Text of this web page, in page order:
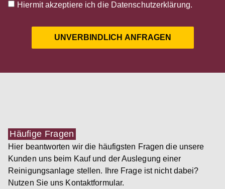
Hiermit akzeptiere ich die Datenschutzerklärung.
UNVERBINDLICH ANFRAGEN
Häufige Fragen
Hier beantworten wir die häufigsten Fragen die unsere
Kunden uns beim Kauf und der Auslegung einer
Reinigungsanlage stellen. Ihre Frage ist nicht dabei?
Nutzen Sie uns Kontaktformular.